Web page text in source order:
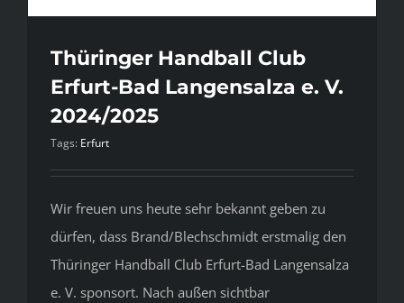
Thüringer Handball Club
Erfurt-Bad Langensalza e. V.
2024/2025
Tags: Erfurt
Wir freuen uns heute sehr bekannt geben zu
dürfen, dass Brand/Blechschmidt erstmalig den
Thüringer Handball Club Erfurt-Bad Langensalza
e. V. sponsort. Nach außen sichtbar